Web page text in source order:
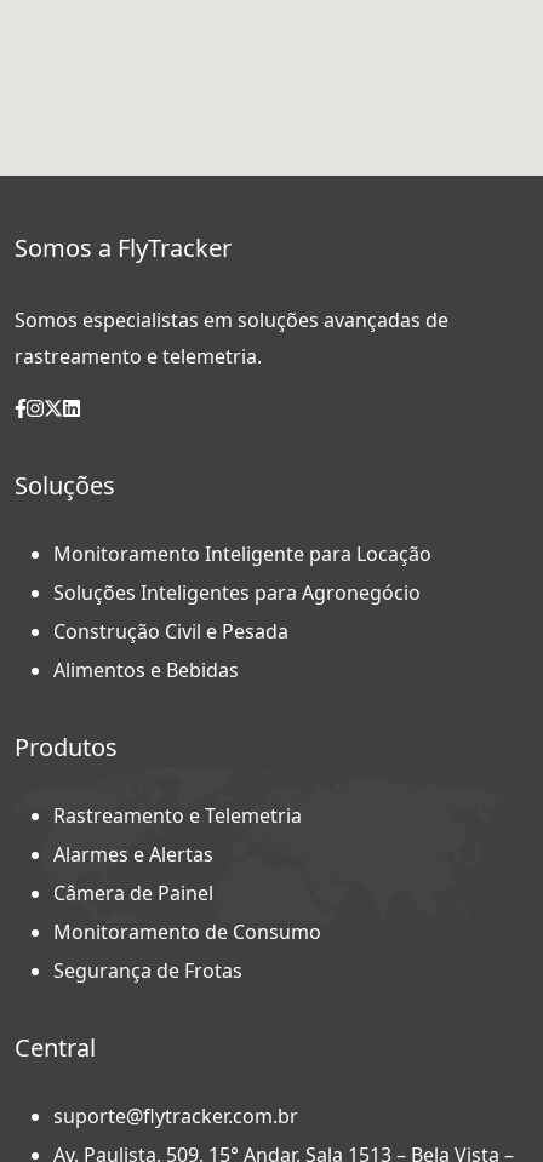
Somos a FlyTracker
Somos especialistas em soluções avançadas de
rastreamento e telemetria.
Soluções
Monitoramento Inteligente para Locação
Soluções Inteligentes para Agronegócio
Construção Civil e Pesada
Alimentos e Bebidas
Produtos
Rastreamento e Telemetria
Alarmes e Alertas
Câmera de Painel
Monitoramento de Consumo
Segurança de Frotas
Central
suporte@flytracker.com.br
Av. Paulista, 509, 15° Andar, Sala 1513 – Bela Vista –